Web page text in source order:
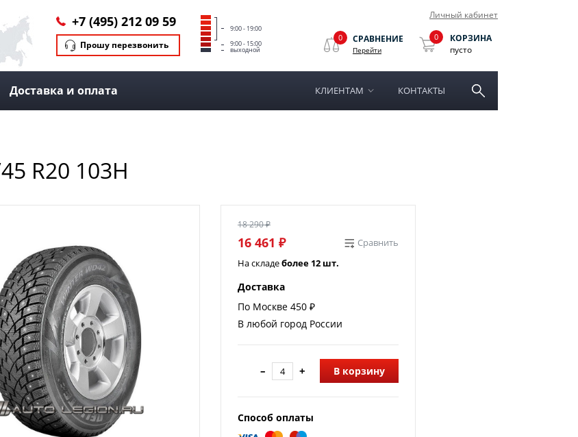
Личный кабинет
+7 (495) 212 09 59
Прошу перезвонить
9:00 - 19:00
9:00 - 15:00
выходной
0 СРАВНЕНИЕ
Перейти
0
КОРЗИНА
пусто
Доставка и оплата КЛИЕНТАМ КОНТАКТЫ
R20 103H
18 290 ₽
16 461 ₽
Сравнить
На складеболее 12 шт.
Доставка
По Москве 450 ₽
В любой город России
– + В корзину
Способ оплаты